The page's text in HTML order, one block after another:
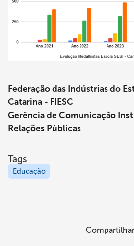
Federação das Indústrias do
Catarina - FIESC
Gerência de Comunicação
Relações Públicas
Tags
Educação
Compartilhar